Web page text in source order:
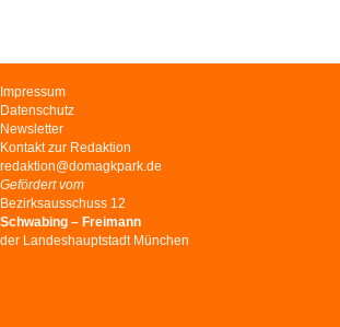
Navigation
überspringen
Impressum
Datenschutz
Newsletter
Kontakt zur Redaktion
redaktion@domagkpark.de
Gefördert vom
Bezirksausschuss 12
Schwabing – Freimann
der Landeshauptstadt München